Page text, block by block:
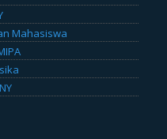
Mahasiswa